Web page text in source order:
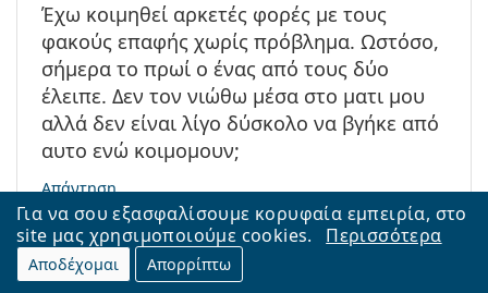
Για να σου εξασφαλίσουμε κορυφαία εμπειρία, στο
site μας χρησιμοποιούμε cookies.
Περισσότερα
Αποδέχομαι Απορρίπτω
Έχω κοιμηθεί αρκετές φορές με τους
φακούς επαφής χωρίς πρόβλημα. Ωστόσο,
σήμερα το πρωί ο ένας από τους δύο
έλειπε. Δεν τον νιώθω μέσα στο ματι μου
αλλά δεν είναι λίγο δύσκολο να βγήκε από
αυτο ενώ κοιμομουν;
Απάντηση
Georgios πριν 5 χρόνια